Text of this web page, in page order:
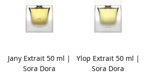
Jany Extrait 50 ml |
Sora Dora
Ylop Extrait 50 ml |
Sora Dora